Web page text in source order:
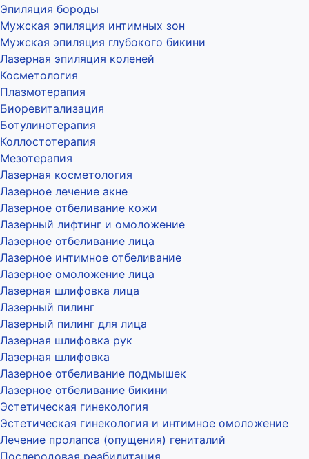
Эпиляция бороды
Мужская эпиляция интимных зон
Мужская эпиляция глубокого бикини
Лазерная эпиляция коленей
Косметология
Плазмотерапия
Биоревитализация
Ботулинотерапия
Коллостотерапия
Мезотерапия
Лазерная косметология
Лазерное лечение акне
Лазерное отбеливание кожи
Лазерный лифтинг и омоложение
Лазерное отбеливание лица
Лазерное интимное отбеливание
Лазерное омоложение лица
Лазерная шлифовка лица
Лазерный пилинг
Лазерный пилинг для лица
Лазерная шлифовка рук
Лазерная шлифовка
Лазерное отбеливание подмышек
Лазерное отбеливание бикини
Эстетическая гинекология
Эстетическая гинекология и интимное омоложение
Лечение пролапса (опущения) гениталий
Послеродовая реабилитация